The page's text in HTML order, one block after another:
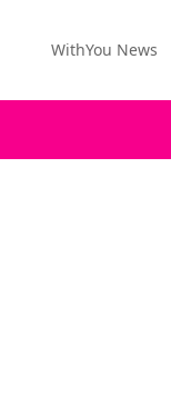
WithYou News